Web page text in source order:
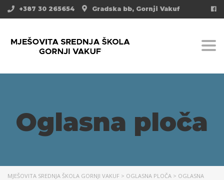
Gradska bb, Gornji Vakuf
+387 30 265654
Oglasna ploča
MJEŠOVITA SREDNJA ŠKOLA GORNJI VAKUF > OGLASNA PLOČA > OGLASNA